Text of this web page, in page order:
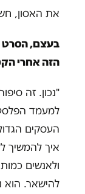
את האסון,
בעצם,
הזה אחרי
"נכון. זה
למעמד
העסקים
איך להמשיך
ולאנשים
להישאר. הוא